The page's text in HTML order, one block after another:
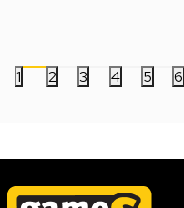
1 2 3 4 5 6